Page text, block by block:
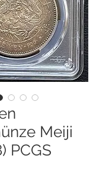
Meiji
PCGS